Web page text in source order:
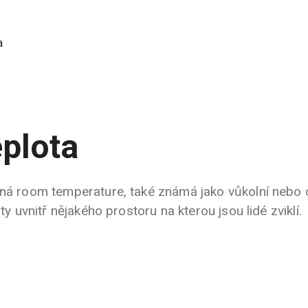
room temperature, také známá jako vůkolní nebo
uvnitř nějakého prostoru na kterou jsou lidé zviklí.